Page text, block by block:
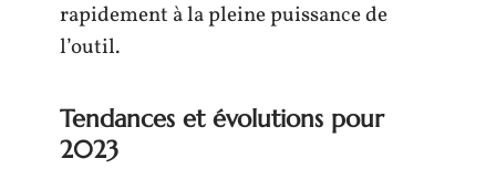
rapidement à la pleine puissance de
l’outil.
Tendances et évolutions pour
2023